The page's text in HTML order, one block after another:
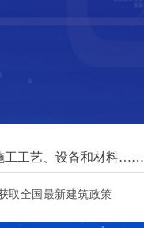
取全国最新建筑政策
工工艺、设备和材料……